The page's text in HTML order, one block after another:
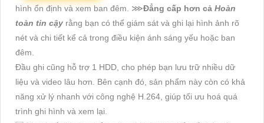
hình ổn định và xem ban đêm. ⋙Đẳng cấp hơn cả Hoàn
toàn tin cậy rằng bạn có thể giám sát và ghi lại hình ảnh rõ
nét và chi tiết kể cả trong điều kiện ánh sáng yếu hoặc ban
đêm.
Đầu ghi cũng hỗ trợ 1 HDD, cho phép bạn lưu trữ nhiều dữ
liệu và video lâu hơn. Bên cạnh đó, sản phẩm này còn có khả
năng xử lý nhanh với công nghệ H.264, giúp tối ưu hoá quá
trình ghi hình và xem lại.